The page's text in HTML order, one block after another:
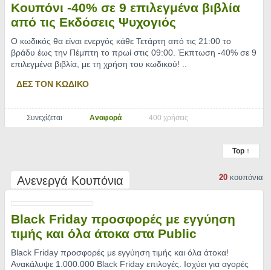
Κουπόνι -40% σε 9 επιλεγμένα βιβλία
από τις Εκδόσεις Ψυχογιός
Ο κωδικός θα είναι ενεργός κάθε Τετάρτη από τις 21:00 το
βράδυ έως την Πέμπτη το πρωί στις 09:00. Έκπτωση -40% σε 9
επιλεγμένα βιβλία, με τη χρήση του κωδικού!
ΔΕΣ ΤΟΝ ΚΩΔΙΚΟ
Συνεχίζεται Αναφορά 400 χρήσεις
Top ↑
Ανενεργά Κουπόνια 20κουπόνια
Black Friday προσφορές με εγγύηση
τιμής και όλα άτοκα στα Public
Black Friday προσφορές με εγγύηση τιμής και όλα άτοκα!
Ανακάλυψε 1.000.000 Black Friday επιλογές. Ισχύει για αγορές